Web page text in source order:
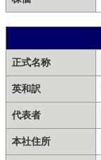
正式名称
英和訳
代表者
本社住所